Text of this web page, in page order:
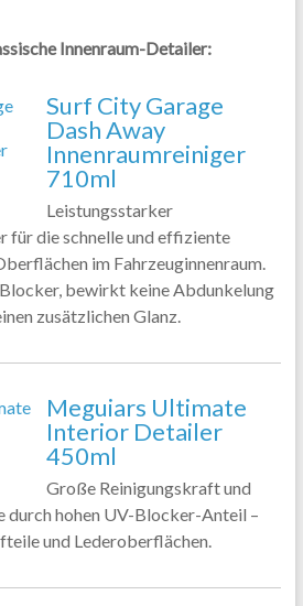
Innenraum-Detailer:
Surf City Garage
Dash Away
Innenraumreiniger
710ml
Leistungsstarker
für die schnelle und effiziente
im Fahrzeuginnenraum.
bewirkt keine Abdunkelung
zusätzlichen Glanz.
Meguiars Ultimate
Interior Detailer
450ml
Große Reinigungskraft und
durch hohen UV-Blocker-Anteil –
und Lederoberflächen.